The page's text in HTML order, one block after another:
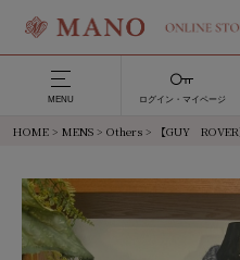
MENU ログイン・マイページ
HOME > MENS > Others > 【GUY ROVER